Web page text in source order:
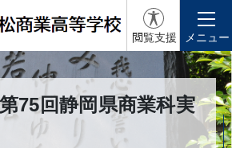
閲覧支援 メニュー
75回静岡県商業科実